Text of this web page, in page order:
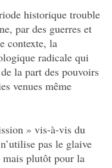
historique trouble
par des guerres et
contexte, la
radicale qui
la part des pouvoirs
venues même
» vis-à-vis du
pas le glaive
plutôt pour la